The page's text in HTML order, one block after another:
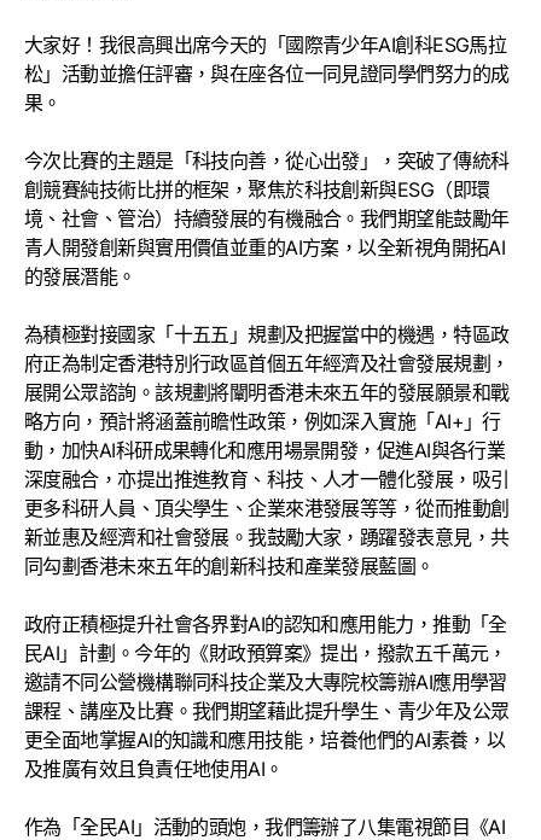
大家好！我很高興出席今天的「國際青少年AI創科ESG馬拉
松」活動並擔任評審，與在座各位一同見證同學們努力的成
果。
今次比賽的主題是「科技向善，從心出發」，突破了傳統科
創競賽純技術比拼的框架，聚焦於科技創新與ESG（即環
境、社會、管治）持續發展的有機融合。我們期望能鼓勵年
青人開發創新與實用價值並重的AI方案，以全新視角開拓AI
的發展潛能。
為積極對接國家「十五五」規劃及把握當中的機遇，特區政
府正為制定香港特別行政區首個五年經濟及社會發展規劃，
展開公眾諮詢。該規劃將闡明香港未來五年的發展願景和戰
略方向，預計將涵蓋前瞻性政策，例如深入實施「AI+」行
動，加快AI科研成果轉化和應用場景開發，促進AI與各行業
深度融合，亦提出推進教育、科技、人才一體化發展，吸引
更多科研人員、頂尖學生、企業來港發展等等，從而推動創
新並惠及經濟和社會發展。我鼓勵大家，踴躍發表意見，共
同勾劃香港未來五年的創新科技和產業發展藍圖。
政府正積極提升社會各界對AI的認知和應用能力，推動「全
民AI」計劃。今年的《財政預算案》提出，撥款五千萬元，
邀請不同公營機構聯同科技企業及大專院校籌辦AI應用學習
課程、講座及比賽。我們期望藉此提升學生、青少年及公眾
更全面地掌握AI的知識和應用技能，培養他們的AI素養，以
及推廣有效且負責任地使用AI。
作為「全民AI」活動的頭炮，我們籌辦了八集電視節目《AI